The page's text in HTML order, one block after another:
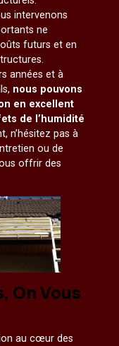
intervenons
ne
futurs et en
années et à
nous pouvons
en excellent
de l’humidité
n’hésitez pas à
ou de
offrir des
On Vous
au cœur des